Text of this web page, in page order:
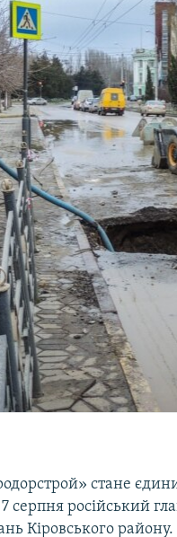
стане
серпня російський
Кіровського району.